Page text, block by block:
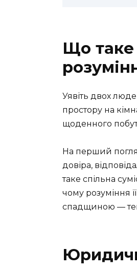
Що таке
Уявіть двох
простору на
щоденного
На перший
довіра,
таке спільна
чому розуміння
спадщиною —